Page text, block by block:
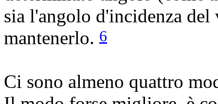
sia l'angolo d'incidenza
mantenerlo. 6
Ci sono almeno quattro